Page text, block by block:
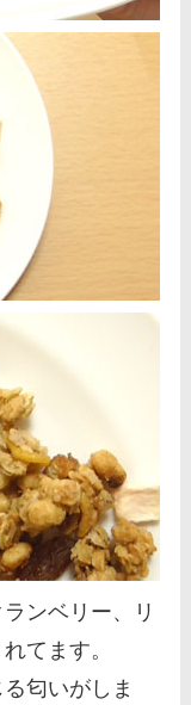
ンベリー、リ
てます。
匂いがしま